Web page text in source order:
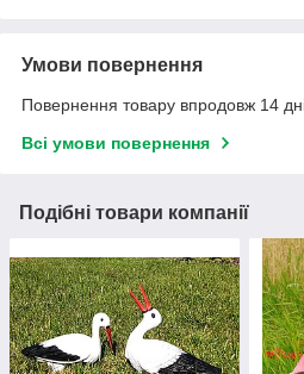
Умови повернення
Повернення товару впродовж 14
Всі умови повернення
Подібні товари компанії